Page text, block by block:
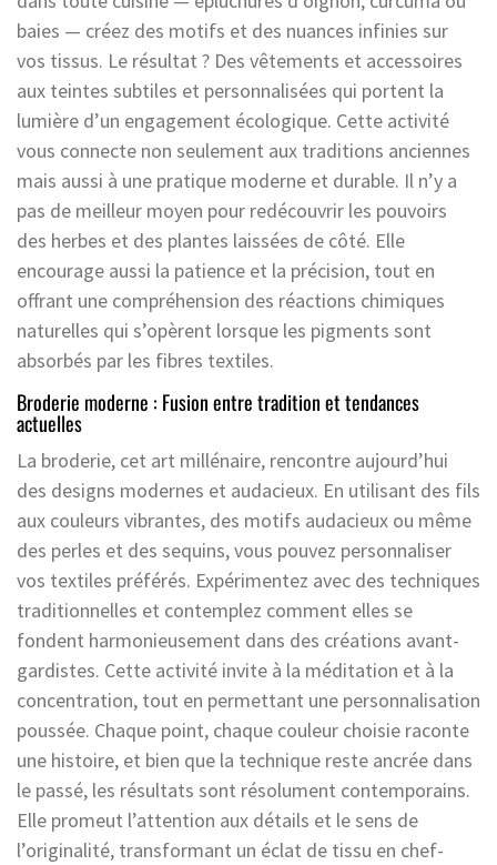
baies — créez des motifs et des nuances infinies sur
vos tissus. Le résultat ? Des vêtements et accessoires
aux teintes subtiles et personnalisées qui portent la
lumière d’un engagement écologique. Cette activité
vous connecte non seulement aux traditions anciennes
mais aussi à une pratique moderne et durable. Il n’y a
pas de meilleur moyen pour redécouvrir les pouvoirs
des herbes et des plantes laissées de côté. Elle
encourage aussi la patience et la précision, tout en
offrant une compréhension des réactions chimiques
naturelles qui s’opèrent lorsque les pigments sont
absorbés par les fibres textiles.
Broderie moderne : Fusion entre tradition et tendances
actuelles
La broderie, cet art millénaire, rencontre aujourd’hui
des designs modernes et audacieux. En utilisant des fils
aux couleurs vibrantes, des motifs audacieux ou même
des perles et des sequins, vous pouvez personnaliser
vos textiles préférés. Expérimentez avec des techniques
traditionnelles et contemplez comment elles se
fondent harmonieusement dans des créations avant-
gardistes. Cette activité invite à la méditation et à la
concentration, tout en permettant une personnalisation
poussée. Chaque point, chaque couleur choisie raconte
une histoire, et bien que la technique reste ancrée dans
le passé, les résultats sont résolument contemporains.
Elle promeut l’attention aux détails et le sens de
l’originalité, transformant un éclat de tissu en chef-